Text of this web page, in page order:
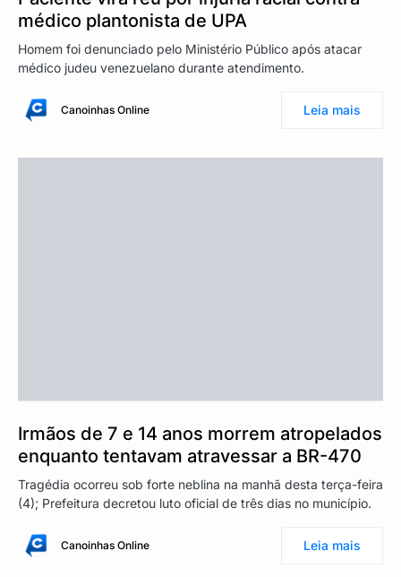
médico plantonista de UPA
Homem foi denunciado pelo Ministério Público após atacar
médico judeu venezuelano durante atendimento.
Canoinhas Online Leia mais
Irmãos de 7 e 14 anos morrem atropelados
enquanto tentavam atravessar a BR-470
Tragédia ocorreu sob forte neblina na manhã desta terça-feira
(4); Prefeitura decretou luto oficial de três dias no município.
Canoinhas Online Leia mais